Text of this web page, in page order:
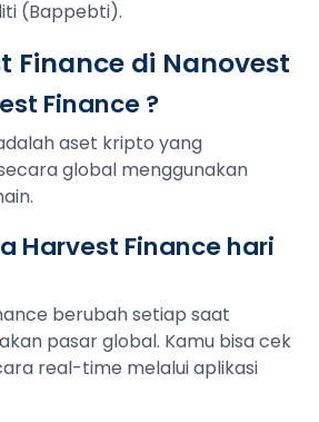
(Bappebti).
Finance di Nanovest
Finance ?
aset kripto yang
global menggunakan
Harvest Finance hari
berubah setiap saat
pasar global. Kamu bisa cek
real-time melalui aplikasi